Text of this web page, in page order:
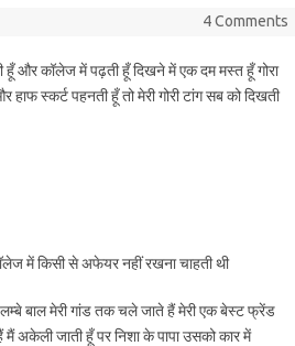
4 Comments
हूँ और कॉलेज में पढ़ती हूँ दिखने में एक दम मस्त हूँ गोरा
स्कर्ट पहनती हूँ तो मेरी गोरी टांग सब को दिखती
में किसी से अफेयर नहीं रखना चाहती थी
बाल मेरी गांड तक चले जाते हैं मेरी एक बेस्ट फ्रेंड
मैं अकेली जाती हूँ पर निशा के पापा उसको कार में